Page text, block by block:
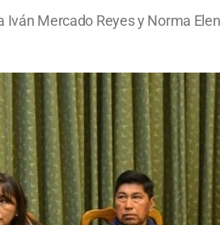
Mercado Reyes y Norma